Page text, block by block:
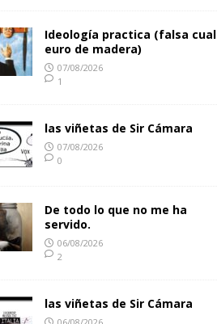
Ideología practica (falsa cual
euro de madera)
07/08/2026
1
las viñetas de Sir Cámara
07/08/2026
0
De todo lo que no me ha
servido.
06/08/2026
2
las viñetas de Sir Cámara